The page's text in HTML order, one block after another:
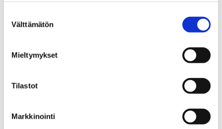
valinta
Välttämätön
Mieltymykset
Tilastot
Markkinointi
30.09.2026 09:00–17:00